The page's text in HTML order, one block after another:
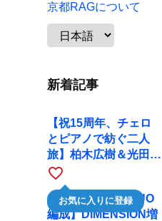
京都RAGについて
新着記事
【祝15周年、チェロ
とピアノで紡ぐ二人
旅】柏木広樹＆光田健
一が11月12日に京都
RAGへ
favorite_border
お気に入りに登録
【35周年で初のDUO
編成】DIMENSION増